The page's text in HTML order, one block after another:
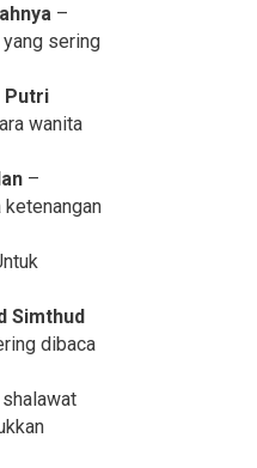
–
sering
Putri
wanita
–
ketenangan
Simthud
dibaca